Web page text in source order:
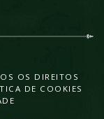
OS DIREITOS
DE COOKIES